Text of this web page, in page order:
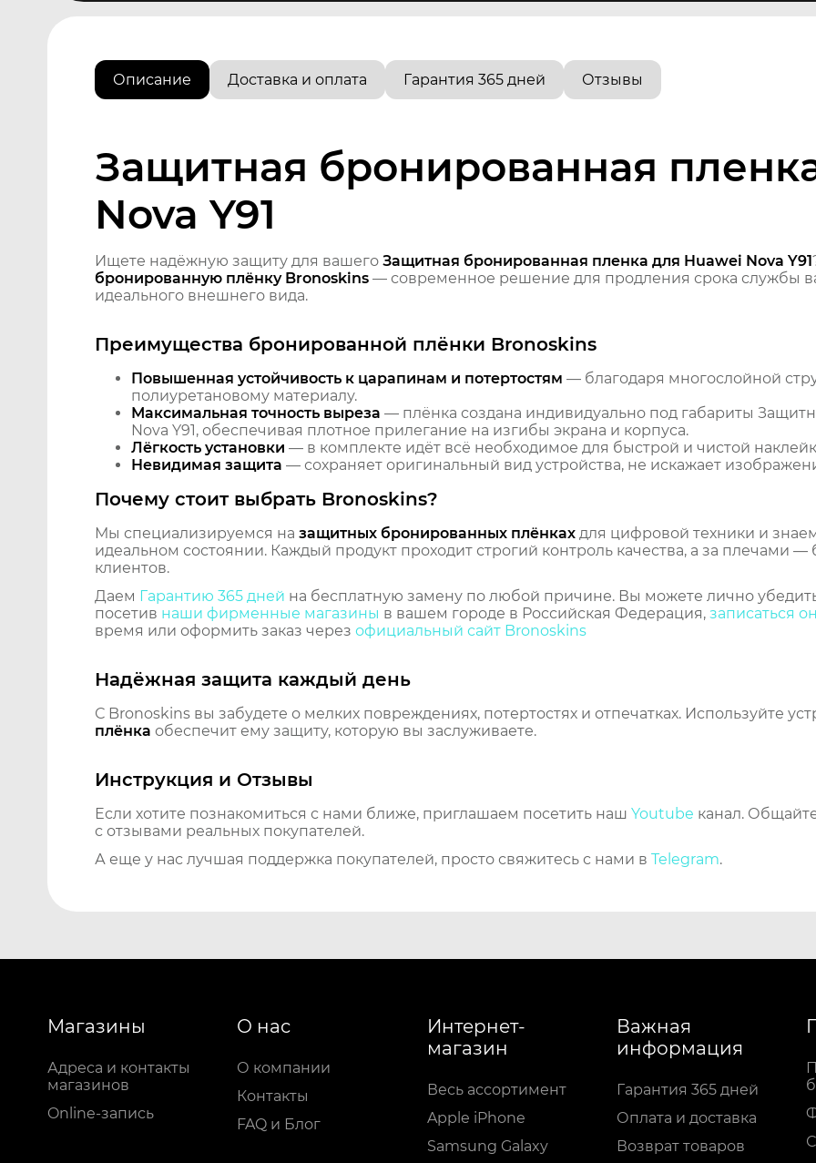
Описание Доставка и оплата Гарантия 365 дней Отзывы
Защитная бронированная
Nova Y91
Ищете надёжную защиту для вашего Защитная бронированная пленка для Huawei Nova Y91
бронированную плёнку Bronoskins — современное решение для продления срока службы
идеального внешнего вида.
Преимущества бронированной плёнки Bronoskins
Повышенная устойчивость к царапинам и потертостям — благодаря многослойной
полиуретановому материалу.
Максимальная точность выреза — плёнка создана индивидуально под габариты
Nova Y91, обеспечивая плотное прилегание на изгибы экрана и корпуса.
Лёгкость установки — в комплекте идёт всё необходимое для быстрой и чистой
Невидимая защита — сохраняет оригинальный вид устройства, не искажает
Почему стоит выбрать Bronoskins?
Мы специализируемся на защитных бронированных плёнках для цифровой техники и
идеальном состоянии. Каждый продукт проходит строгий контроль качества, а за плечами
клиентов.
Даем Гарантию 365 дней на бесплатную замену по любой причине. Вы можете лично
посетив наши фирменные магазины в вашем городе в Российская Федерация, записаться
время или оформить заказ через официальный сайт Bronoskins
Надёжная защита каждый день
С Bronoskins вы забудете о мелких повреждениях, потертостях и отпечатках. Используйте
плёнка обеспечит ему защиту, которую вы заслуживаете.
Инструкция и Отзывы
Если хотите познакомиться с нами ближе, приглашаем посетить наш Youtube канал.
с отзывами реальных покупателей.
А еще у нас лучшая поддержка покупателей, просто свяжитесь с нами в Telegram.
Магазины
Адреса и контакты
магазинов
Online-запись
О нас
О компании
Контакты
FAQ и Блог
Интернет-
магазин
Весь ассортимент
Apple iPhone
Samsung Galaxy
Важная
информация
Гарантия 365 дней
Оплата и доставка
Возврат товаров